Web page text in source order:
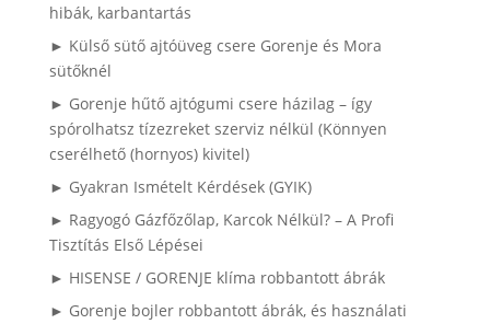
hibák, karbantartás
► Külső sütő ajtóüveg csere Gorenje és Mora
sütőknél
► Gorenje hűtő ajtógumi csere házilag – így
spórolhatsz tízezreket szerviz nélkül (Könnyen
cserélhető (hornyos) kivitel)
► Gyakran Ismételt Kérdések (GYIK)
► Ragyogó Gázfőzőlap, Karcok Nélkül? – A Profi
Tisztítás Első Lépései
► HISENSE / GORENJE klíma robbantott ábrák
► Gorenje bojler robbantott ábrák, és használati